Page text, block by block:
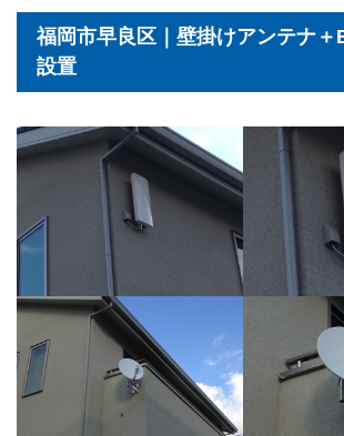
福岡市早良区｜壁掛けアンテナ＋
設置